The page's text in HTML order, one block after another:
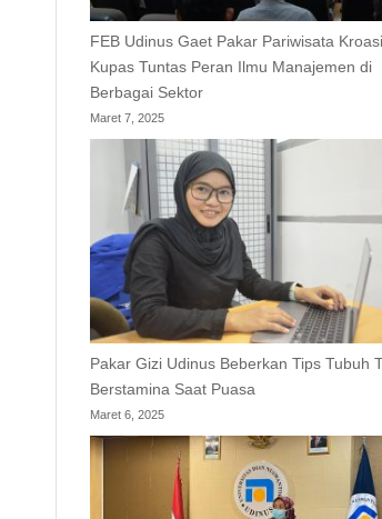
FEB Udinus Gaet Pakar Pariwisata
Kupas Tuntas Peran Ilmu Manajemen di
Berbagai Sektor
Maret 7, 2025
Pakar Gizi Udinus Beberkan Tips Tubuh
Berstamina Saat Puasa
Maret 6, 2025